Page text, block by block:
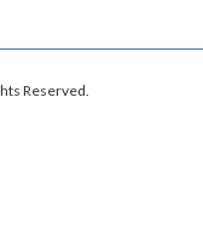
Reserved.